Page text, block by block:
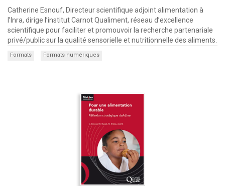
Catherine Esnouf, Directeur scientifique adjoint alimentation à
l’Inra, dirige l’institut Carnot Qualiment, réseau d’excellence
scientifique pour faciliter et promouvoir la recherche partenariale
privé/public sur la qualité sensorielle et nutritionnelle des aliments.
Formats Formats numériques